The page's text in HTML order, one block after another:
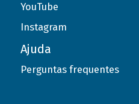
YouTube
Instagram
Ajuda
Perguntas frequentes